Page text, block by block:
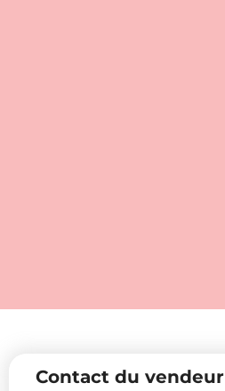
Contact du vendeur